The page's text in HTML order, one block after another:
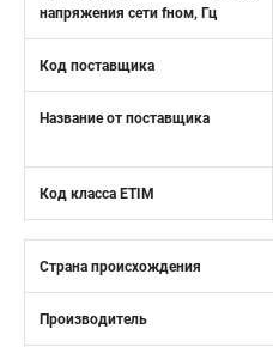
напряжения сети fном, Гц
Код поставщика
Название от поставщика
Код класса ETIM
Страна происхождения
Производитель